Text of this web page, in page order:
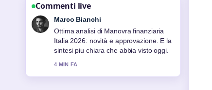
Commenti live
Elena Ricci
Seguo da vicino Manovra Finanziaria
Italia 2026: novità su busta... –
apprezzo il tono equilibrato di questa